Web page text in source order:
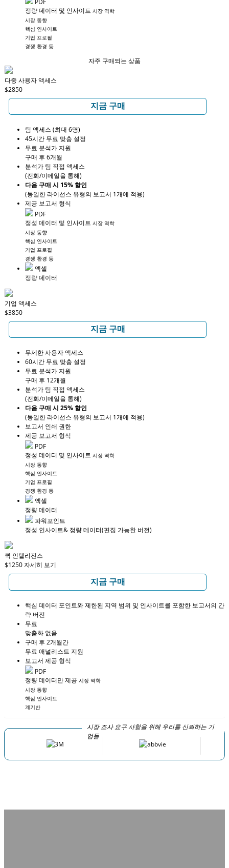
PDF
정량 데이터 및 인사이트 시장 역학
시장 동향
핵심 인사이트
기업 프로필
경쟁 환경 등
자주 구매되는 상품
다중 사용자 액세스
$2850
지금 구매
팀 액세스 (최대 6명)
45시간 무료 맞춤 설정
무료 분석가 지원
구매 후 6개월
분석가 팀 직접 액세스
(전화/이메일을 통해)
다음 구매 시 15% 할인
(동일한 라이선스 유형의 보고서 1개에 적용)
제공 보고서 형식
PDF
정성 데이터 및 인사이트 시장 역학
시장 동향
핵심 인사이트
기업 프로필
경쟁 환경 등
엑셀
정량 데이터
기업 액세스
$3850
지금 구매
무제한 사용자 액세스
60시간 무료 맞춤 설정
무료 분석가 지원
구매 후 12개월
분석가 팀 직접 액세스
(전화/이메일을 통해)
다음 구매 시 25% 할인
(동일한 라이선스 유형의 보고서 1개에 적용)
보고서 인쇄 권한
제공 보고서 형식
PDF
정성 데이터 및 인사이트 시장 역학
시장 동향
핵심 인사이트
기업 프로필
경쟁 환경 등
엑셀
정량 데이터
파워포인트
정성 인사이트& 정량 데이터(편집 가능한 버전)
퀵 인텔리전스
$1250자세히 보기
지금 구매
핵심 데이터 포인트와 제한된 지역 범위 및 인사이트를 포함한 보고서의 간
략 버전
무료
맞춤화 없음
구매 후 2개월간
무료 애널리스트 지원
보고서 제공 형식
PDF
정량 데이터만 제공 시장 역학
시장 동향
핵심 인사이트
계기반
시장 조사 요구 사항을 위해 우리를 신뢰하는 기
업들